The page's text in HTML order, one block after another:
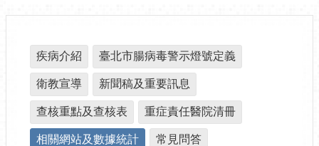
疾病介紹 臺北市腸病毒警示燈號定義
衛教宣導 新聞稿及重要訊息
查核重點及查核表 重症責任醫院清冊
相關網站及數據統計 常見問答